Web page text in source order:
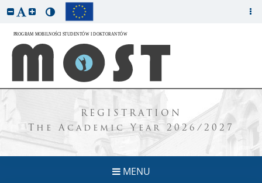
REGISTRATION
The Academic Year 2026/2027
MENU